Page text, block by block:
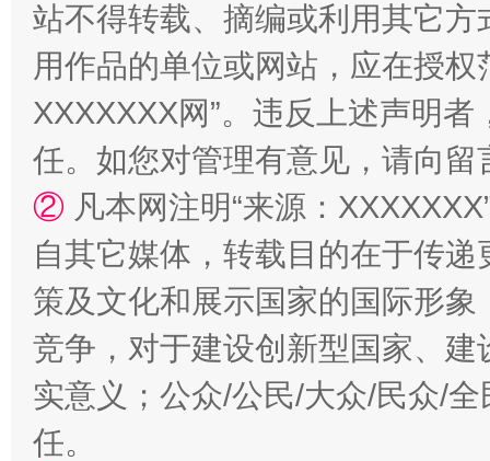
站不得转载、摘编或利用其它
用作品的单位或网站，应在授
XXXXXXX网”。违反上述声明
任。如您对管理有意见，请向
② 凡本网注明“来源：
自其它媒体，转载目的在于传
策及文化和展示国家的国际形
竞争，对于建设创新型国家、
实意义；公众/公民/大众/民众/
任。